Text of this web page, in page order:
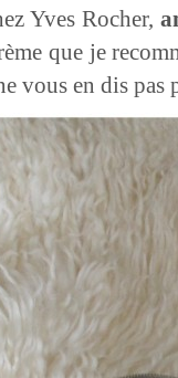
Yves Rocher,
que je
vous en dis